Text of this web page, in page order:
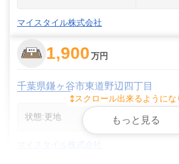
マイスタイル株式会社
1,900万円
千葉県鎌ヶ谷市東道野辺四丁目
状態:更地 土地面積:
スクロール出来るようにな
もっと見る